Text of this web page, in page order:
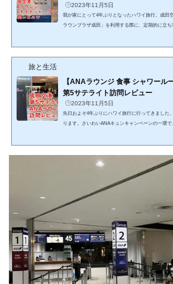
2023年11月5日
我が家にとって4年ぶりとなったハワイ旅行。成田
ラウンプラザ成田」を利用する際に、定期的に立
旅と生活
【ANAラウンジ 食事 シャワール
第5サテライト訪問レビュー
2023年11月5日
先日およそ4年ぶりにハワイ旅行に行ってきました
ります。さいわいANAキュンキャンペーンの一環
はフライングホヌ搭乗前に立ち寄ったANA成田空
ートをお届けします。ラウンジに併設するシャワー